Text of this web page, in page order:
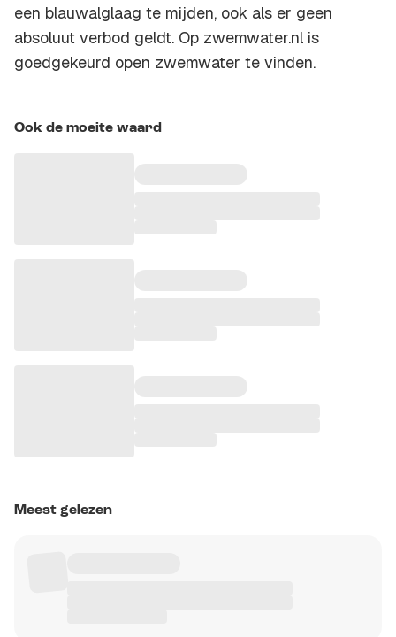
een blauwalglaag te mijden, ook als er geen
absoluut verbod geldt. Op zwemwater.nl is
goedgekeurd open zwemwater te vinden.
Ook de moeite waard
Meest gelezen